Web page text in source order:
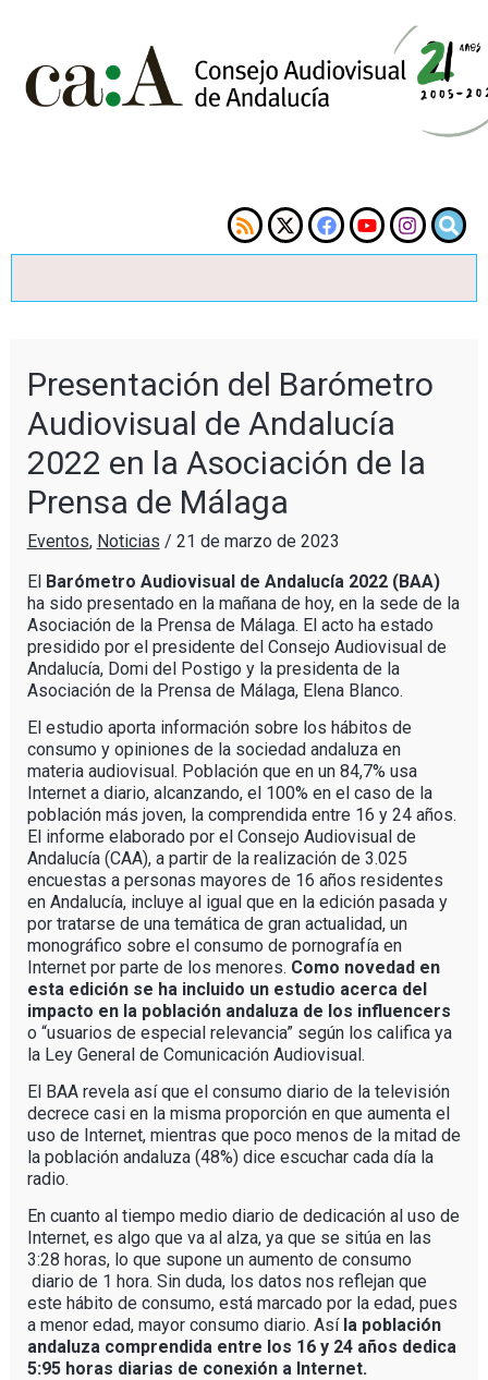
Presentación del Barómetro
Audiovisual de Andalucía
2022 en la Asociación de la
Prensa de Málaga
Eventos, Noticias / 21 de marzo de 2023
El Barómetro Audiovisual de Andalucía 2022 (BAA)
ha sido presentado en la mañana de hoy, en la sede de la
Asociación de la Prensa de Málaga. El acto ha estado
presidido por el presidente del Consejo Audiovisual de
Andalucía, Domi del Postigo y la presidenta de la
Asociación de la Prensa de Málaga, Elena Blanco.
El estudio aporta información sobre los hábitos de
consumo y opiniones de la sociedad andaluza en
materia audiovisual. Población que en un 84,7% usa
Internet a diario, alcanzando, el 100% en el caso de la
población más joven, la comprendida entre 16 y 24 años.
El informe elaborado por el Consejo Audiovisual de
Andalucía (CAA), a partir de la realización de 3.025
encuestas a personas mayores de 16 años residentes
en Andalucía, incluye al igual que en la edición pasada y
por tratarse de una temática de gran actualidad, un
monográfico sobre el consumo de pornografía en
Internet por parte de los menores. Como novedad en
esta edición se ha incluido un estudio acerca del
impacto en la población andaluza de los influencers
o “usuarios de especial relevancia” según los califica ya
la Ley General de Comunicación Audiovisual.
El BAA revela así que el consumo diario de la televisión
decrece casi en la misma proporción en que aumenta el
uso de Internet, mientras que poco menos de la mitad de
la población andaluza (48%) dice escuchar cada día la
radio.
En cuanto al tiempo medio diario de dedicación al uso de
Internet, es algo que va al alza, ya que se sitúa en las
3:28 horas, lo que supone un aumento de consumo
diario de 1 hora. Sin duda, los datos nos reflejan que
este hábito de consumo, está marcado por la edad, pues
a menor edad, mayor consumo diario. Así la población
andaluza comprendida entre los 16 y 24 años dedica
5:95 horas diarias de conexión a Internet.